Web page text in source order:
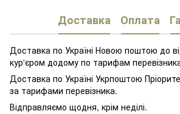
Доставка Оплата
Доставка по Україні Новою поштою до
кур'єром додому по тарифам
Доставка по Україні Укрпоштою
за тарифами перевізника.
Відправляємо щодня, крім неділі.